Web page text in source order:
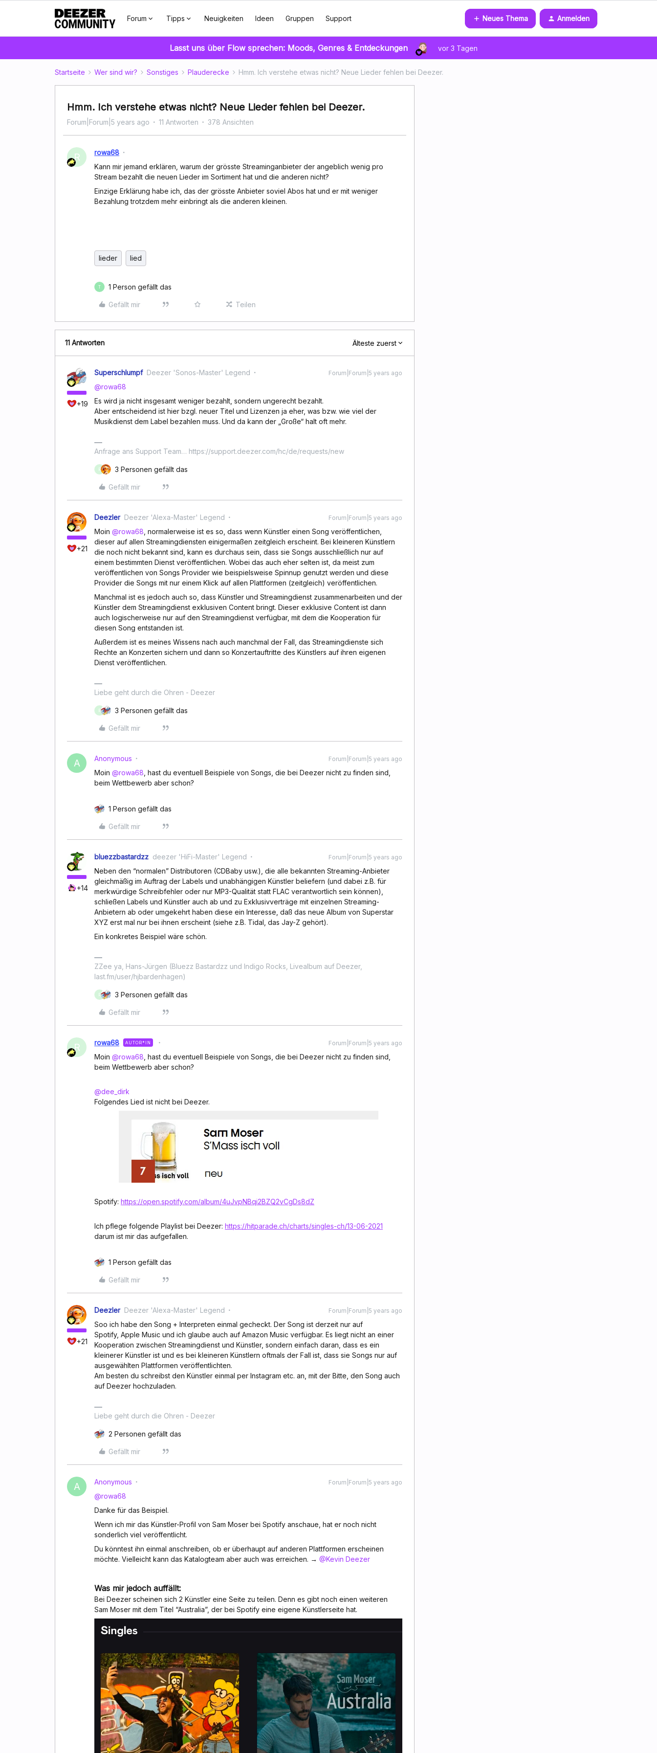
Forum Tipps Neuigkeiten Ideen Gruppen Support Neues Thema Anmelden
Lasst uns über Flow sprechen: Moods, Genres & Entdeckungen vor 3 Tagen
Startseite Wer sind wir? Sonstiges Plauderecke Hmm. Ich verstehe etwas nicht? Neue Lieder fehlen bei Deezer.
Hmm. Ich verstehe etwas nicht? Neue Lieder fehlen bei Deezer.
Forum|Forum|5 years ago 11 Antworten 378 Ansichten
R
rowa68
Kann mir jemand erklären, warum der grösste Streaminganbieter der angeblich wenig pro
Stream bezahlt die neuen Lieder im Sortiment hat und die anderen nicht?
Einzige Erklärung habe ich, das der grösste Anbieter soviel Abos hat und er mit weniger
Bezahlung trotzdem mehr einbringt als die anderen kleinen.
lieder lied
T 1 Person gefällt das
Gefällt mir Teilen
11 Antworten Älteste zuerst
+19
Superschlumpf Deezer 'Sonos-Master' Legend Forum|Forum|5 years ago
@rowa68
Es wird ja nicht insgesamt weniger bezahlt, sondern ungerecht bezahlt.
Aber entscheidend ist hier bzgl. neuer Titel und Lizenzen ja eher, was bzw. wie viel der
Musikdienst dem Label bezahlen muss. Und da kann der „Große“ halt oft mehr.
Anfrage ans Support Team… https://support.deezer.com/hc/de/requests/new
R 3 Personen gefällt das
Gefällt mir
+21
Deezler Deezer 'Alexa-Master' Legend Forum|Forum|5 years ago
Moin @rowa68 , normalerweise ist es so, dass wenn Künstler einen Song veröffentlichen,
dieser auf allen Streamingdiensten einigermaßen zeitgleich erscheint. Bei kleineren Künstlern
die noch nicht bekannt sind, kann es durchaus sein, dass sie Songs ausschließlich nur auf
einem bestimmten Dienst veröffentlichen. Wobei das auch eher selten ist, da meist zum
veröffentlichen von Songs Provider wie beispielsweise Spinnup genutzt werden und diese
Provider die Songs mit nur einem Klick auf allen Plattformen (zeitgleich) veröffentlichen.
Manchmal ist es jedoch auch so, dass Künstler und Streamingdienst zusammenarbeiten und der
Künstler dem Streamingdienst exklusiven Content bringt. Dieser exklusive Content ist dann
auch logischerweise nur auf den Streamingdienst verfügbar, mit dem die Kooperation für
diesen Song entstanden ist.
Außerdem ist es meines Wissens nach auch manchmal der Fall, das Streamingdienste sich
Rechte an Konzerten sichern und dann so Konzertauftritte des Künstlers auf ihren eigenen
Dienst veröffentlichen.
Liebe geht durch die Ohren - Deezer
R 3 Personen gefällt das
Gefällt mir
A Anonymous Forum|Forum|5 years ago
Moin @rowa68 , hast du eventuell Beispiele von Songs, die bei Deezer nicht zu finden sind,
beim Wettbewerb aber schon?
1 Person gefällt das
Gefällt mir
+14
bluezzbastardzz deezer 'HiFi-Master' Legend Forum|Forum|5 years ago
Neben den “normalen” Distributoren (CDBaby usw.), die alle bekannten Streaming-Anbieter
gleichmäßig im Auftrag der Labels und unabhängigen Künstler beliefern (und dabei z.B. für
merkwürdige Schreibfehler oder nur MP3-Qualität statt FLAC verantwortlich sein können),
schließen Labels und Künstler auch ab und zu Exklusivverträge mit einzelnen Streaming-
Anbietern ab oder umgekehrt haben diese ein Interesse, daß das neue Album von Superstar
XYZ erst mal nur bei ihnen erscheint (siehe z.B. Tidal, das Jay-Z gehört).
Ein konkretes Beispiel wäre schön.
ZZee ya, Hans-Jürgen (Bluezz Bastardzz und Indigo Rocks, Livealbum auf Deezer,
last.fm/user/hjbardenhagen)
R 3 Personen gefällt das
Gefällt mir
R rowa68 AUTOR*IN Forum|Forum|5 years ago
Moin @rowa68 , hast du eventuell Beispiele von Songs, die bei Deezer nicht zu finden sind,
beim Wettbewerb aber schon?
@dee_dirk
Folgendes Lied ist nicht bei Deezer.
Spotify: https://open.spotify.com/album/4uJvpNBqi2BZQ2vCgDs8dZ
Ich pflege folgende Playlist bei Deezer: https://hitparade.ch/charts/singles-ch/13-06-2021
darum ist mir das aufgefallen.
1 Person gefällt das
Gefällt mir
+21
Deezler Deezer 'Alexa-Master' Legend Forum|Forum|5 years ago
Soo ich habe den Song + Interpreten einmal gecheckt. Der Song ist derzeit nur auf
Spotify, Apple Music und ich glaube auch auf Amazon Music verfügbar. Es liegt nicht an einer
Kooperation zwischen Streamingdienst und Künstler, sondern einfach daran, dass es ein
kleinerer Künstler ist und es bei kleineren Künstlern oftmals der Fall ist, dass sie Songs nur auf
ausgewählten Plattformen veröffentlichten.
Am besten du schreibst den Künstler einmal per Instagram etc. an, mit der Bitte, den Song auch
auf Deezer hochzuladen.
Liebe geht durch die Ohren - Deezer
2 Personen gefällt das
Gefällt mir
A Anonymous Forum|Forum|5 years ago
@rowa68
Danke für das Beispiel.
Wenn ich mir das Künstler-Profil von Sam Moser bei Spotify anschaue, hat er noch nicht
sonderlich viel veröffentlicht.
Du könntest ihn einmal anschreiben, ob er überhaupt auf anderen Plattformen erscheinen
möchte. Vielleicht kann das Katalogteam aber auch was erreichen. → @Kevin Deezer
Was mir jedoch auffällt:
Bei Deezer scheinen sich 2 Künstler eine Seite zu teilen. Denn es gibt noch einen weiteren
Sam Moser mit dem Titel “Australia”, der bei Spotify eine eigene Künstlerseite hat.